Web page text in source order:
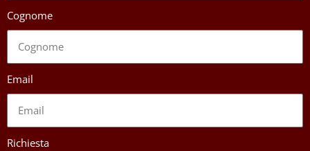
Cognome
Email
Richiesta